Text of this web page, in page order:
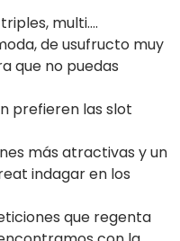
multi….
de usufructo muy
que no puedas
prefieren las slot
más atractivas y un
indagar en los
que regenta